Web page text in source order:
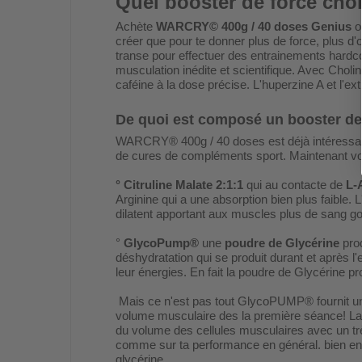
Achète WARCRY© 400g / 40 doses Genius
créer que pour te donner plus de force, plus
transe pour effectuer des entrainements
musculation inédite et scientifique. Avec
caféine à la dose précise. L'huperzine A et
De quoi est composé un booster
WARCRY® 400g / 40 doses est déjà
de cures de compléments sport. Maintenant
° Citruline Malate 2:1:1 qui au contacte de L-
Arginine qui a une absorption bien plus faible.
dilatent apportant aux muscles plus de sang
° GlycoPump® une poudre de Glycérine
déshydratation qui se produit durant et après
leur énergies. En fait la poudre de Glycérine
Mais ce n'est pas tout GlycoPUMP® fournit
volume musculaire des la première séance!
du volume des cellules musculaires avec un
comme sur ta performance en général. bien
glycérine.